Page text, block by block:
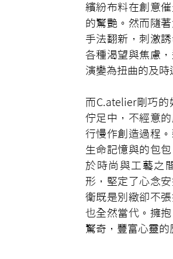
繽紛布料在創意
的驚艷。然而隨
手法翻新，刺激
各種渴望與焦慮
演變為扭曲的及時
而C.atelier剛巧
佇足中，不經意
行慢作創造過程
生命記憶與的包
於時尚與工藝之
形，堅定了心念
衛既是別緻卻不
也全然當代。擁
驚奇，豐富心靈的